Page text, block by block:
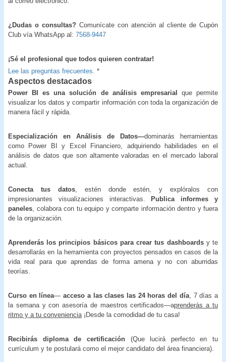
¿Dudas o consultas? Comunícate con atención al cliente de Cupón
Club vía WhatsApp al: 7568-9447
¡Sé el profesional que todos quieren contratar!
Lee las preguntas frecuentes. *
Aspectos destacados
Power BI es una solución de análisis empresarial
que permite
visualizar los datos y compartir información con toda la organización de
manera fácil y rápida.
Especialización en Análisis de Datos—dominarás herramientas
como Power BI y Excel Financiero, adquiriendo habilidades en el
análisis de datos que son altamente valoradas en el mercado laboral
actual.
Conecta tus datos, estén donde estén, y explóralos con
impresionantes visualizaciones interactivas.
Publica informes y
paneles , colabora con tu equipo y comparte información dentro y fuera
de la organización.
Aprenderás los principios básicos para crear tus dashboards y te
desarrollarás en la herramienta con proyectos pensados en casos de la
vida real para que aprendas de forma amena y no con aburridas
teorías.
Curso en línea— acceso a las clases las 24 horas del día, 7 días a
la semana y con asesoría de maestros certificados—aprenderás a tu
ritmo y a tu conveniencia ¡Desde la comodidad de tu casa!
Recibirás diploma de certificación (Que lucirá perfecto en tu
currículum y te postulará como el mejor candidato del área financiera).